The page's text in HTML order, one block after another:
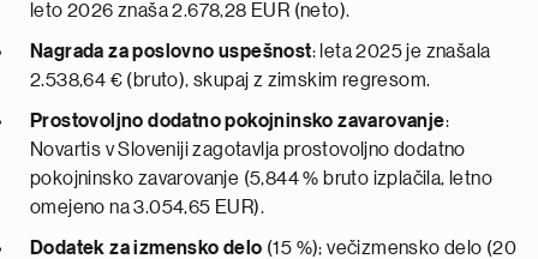
leto 2026 znaša 2.678,28 EUR (neto).
Nagrada za poslovno uspešnost: leta 2025 je znašala
2.538,64 € (bruto), skupaj z zimskim regresom.
Prostovoljno dodatno pokojninsko zavarovanje:
Novartis v Sloveniji zagotavlja prostovoljno dodatno
pokojninsko zavarovanje (5,844 % bruto izplačila, letno
omejeno na 3.054,65 EUR).
Dodatek za izmensko delo (15 %); večizmensko delo (20